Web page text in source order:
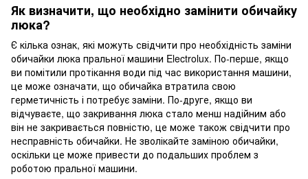
Як визначити, що необхідно замінити обичайку
люка?
Є кілька ознак, які можуть свідчити про необхідність заміни
обичайки люка пральної машини Electrolux. По-перше, якщо
ви помітили протікання води під час використання машини,
це може означати, що обичайка втратила свою
герметичність і потребує заміни. По-друге, якщо ви
відчуваєте, що закривання люка стало менш надійним або
він не закривається повністю, це може також свідчити про
несправність обичайки. Не зволікайте заміною обичайки,
оскільки це може привести до подальших проблем з
роботою пральної машини.